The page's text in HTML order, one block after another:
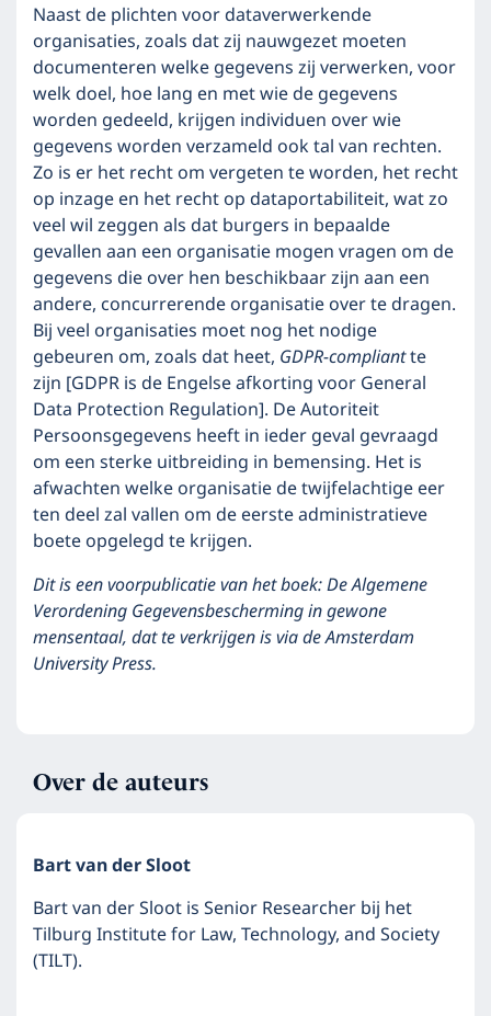
Naast de plichten voor dataverwerkende
organisaties, zoals dat zij nauwgezet moeten
documenteren welke gegevens zij verwerken, voor
welk doel, hoe lang en met wie de gegevens
worden gedeeld, krijgen individuen over wie
gegevens worden verzameld ook tal van rechten.
Zo is er het recht om vergeten te worden, het recht
op inzage en het recht op dataportabiliteit, wat zo
veel wil zeggen als dat burgers in bepaalde
gevallen aan een organisatie mogen vragen om de
gegevens die over hen beschikbaar zijn aan een
andere, concurrerende organisatie over te dragen.
Bij veel organisaties moet nog het nodige
gebeuren om, zoals dat heet, GDPR-compliantte
zijn [GDPR is de Engelse afkorting voor General
Data Protection Regulation]. De Autoriteit
Persoonsgegevens heeft in ieder geval gevraagd
om een sterke uitbreiding in bemensing. Het is
afwachten welke organisatie de twijfelachtige eer
ten deel zal vallen om de eerste administratieve
boete opgelegd te krijgen.
Dit is een voorpublicatie van het boek: De Algemene
Verordening Gegevensbescherming in gewone
mensentaal, dat te verkrijgen is via de Amsterdam
University Press.
Over de auteurs
Bart van der Sloot
Bart van der Sloot is Senior Researcher bij het
Tilburg Institute for Law, Technology, and Society
(TILT).